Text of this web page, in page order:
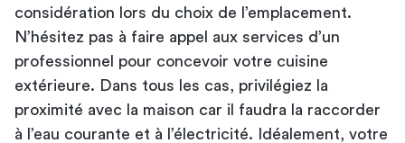
considération lors du choix de l’emplacement.
N’hésitez pas à faire appel aux services d’un
professionnel pour concevoir votre cuisine
extérieure. Dans tous les cas, privilégiez la
proximité avec la maison car il faudra la raccorder
à l’eau courante et à l’électricité. Idéalement, votre